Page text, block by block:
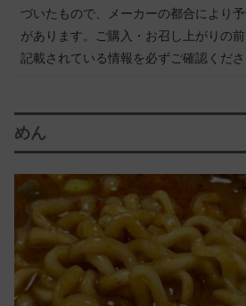
づいたもので、メーカーの都合により
があります。ご購入・お召し上がりの
記載されている情報を必ずご確認くださ
めん